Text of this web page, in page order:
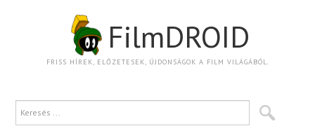
FilmDROID
FRISS HÍREK, ELŐZETESEK, ÚJDONSÁGOK A FILM VILÁGÁBÓL.